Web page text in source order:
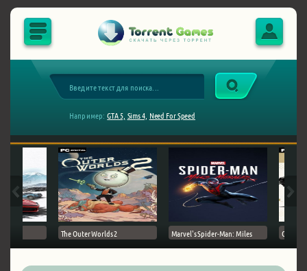
Например: GTA 5, Sims 4, Need For Speed
The Outer Worlds 2 Marvel's Spider-Man: Miles Ghost